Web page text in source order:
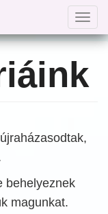
behelyeznek
magunkat.